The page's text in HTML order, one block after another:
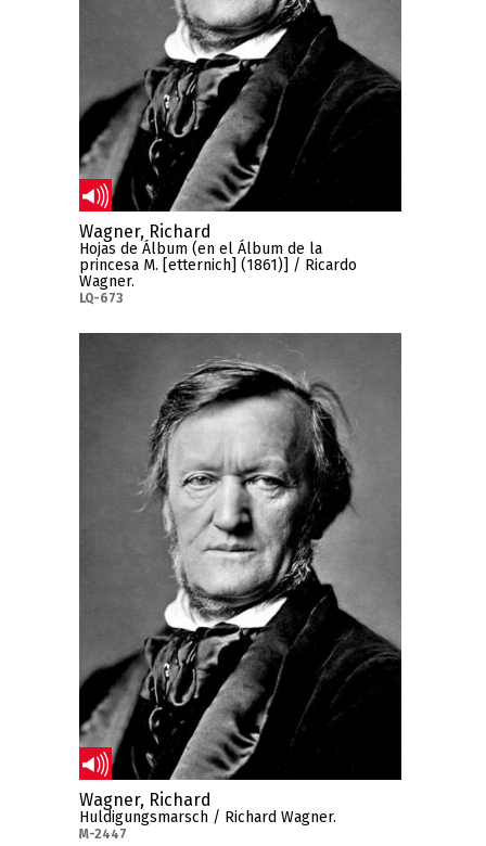
Wagner, Richard
Hojas de Álbum (en el Álbum de la
princesa M. [etternich] (1861)] / Ricardo
Wagner.
LQ-673
Wagner, Richard
Huldigungsmarsch / Richard Wagner.
M-2447